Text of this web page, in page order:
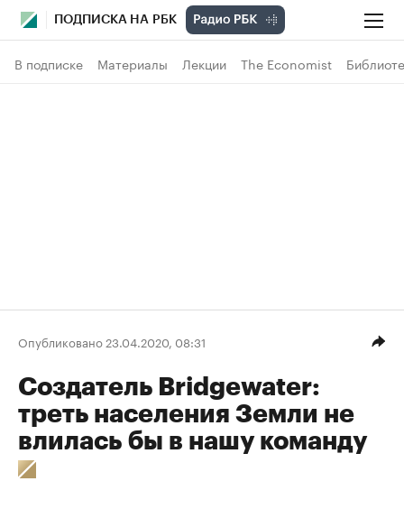
ПОДПИСКА НА РБК
В подписке Материалы Лекции The Economist
Опубликовано 23.04.2020, 08:31
Создатель Bridgewater:
треть населения Земли не
влилась бы в нашу команду